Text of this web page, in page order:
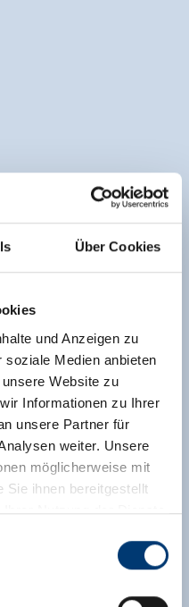
Über Cookies
und Anzeigen zu
soziale Medien anbieten
Website zu
Informationen zu Ihrer
unsere Partner für
weiter. Unsere
möglicherweise mit
Sie ihnen bereitgestellt
Nutzung der Dienste